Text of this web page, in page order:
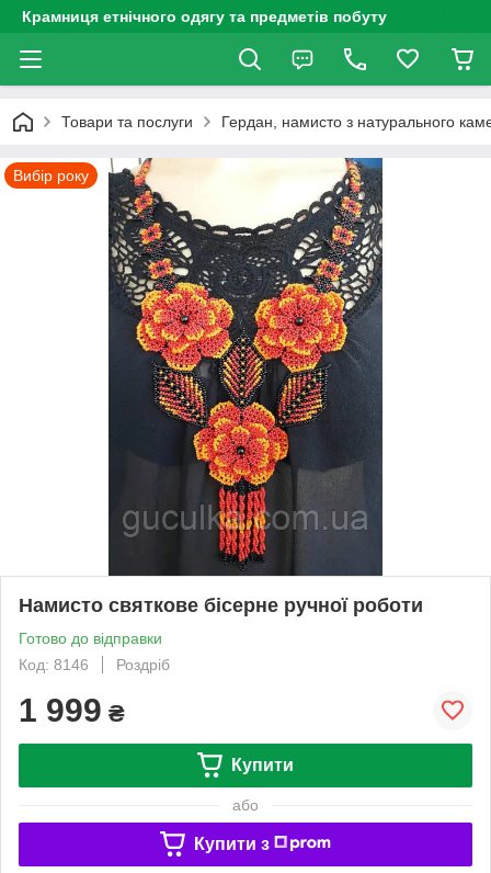
Крамниця етнічного одягу та предметів побуту
Товари та послуги Гердан, намисто з натурального
Вибір року
Намисто святкове бісерне ручної роботи
Готово до відправки
Код: 8146
Роздріб
1 999 ₴
Купити
або
Купити з